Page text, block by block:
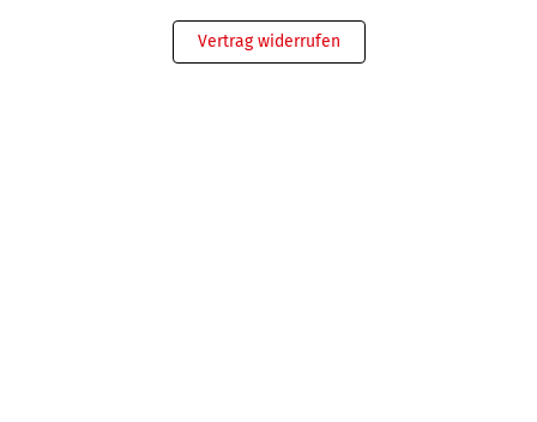
Vertrag widerrufen